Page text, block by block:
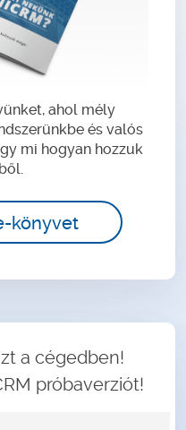
ahol mély
és valós
mi hogyan hozzuk
könyvet
a cégedben!
próbaverziót!